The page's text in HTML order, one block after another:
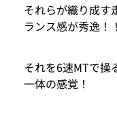
それらが織り成す
ランス感が秀逸！！
それを6速MTで操
一体の感覚！